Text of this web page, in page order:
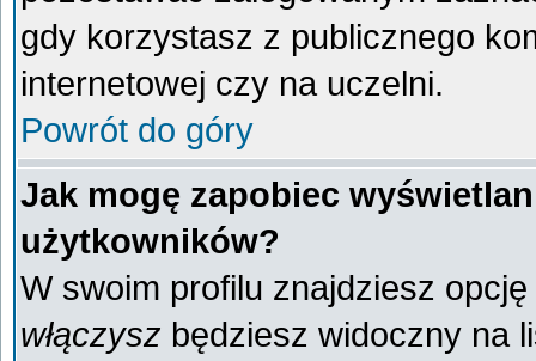
gdy korzystasz z publicznego
internetowej czy na uczelni.
Powrót do góry
Jak mogę zapobiec
użytkowników?
W swoim profilu znajdziesz opcję
włączysz będziesz widoczny na